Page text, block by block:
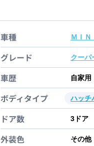
車種 ＭＩＮ
グレード クーパ
車歴 自家用
ボディタイプ ハッチ
ドア数 3 ドア
外装色 その他